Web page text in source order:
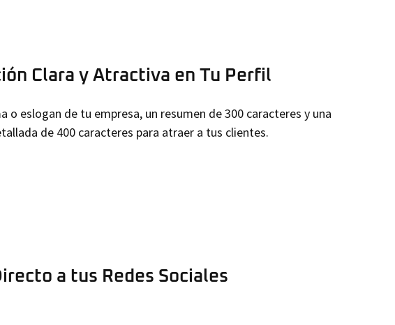
Clara y Atractiva en Tu Perfil
o eslogan de tu empresa, un resumen de 300 caracteres y una
de 400 caracteres para atraer a tus clientes.
a tus Redes Sociales